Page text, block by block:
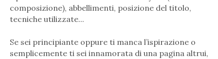
composizione), abbellimenti, posizione del titolo,
tecniche utilizzate...
Se sei principiante oppure ti manca l’ispirazione o
semplicemente ti sei innamorata di una pagina altrui,